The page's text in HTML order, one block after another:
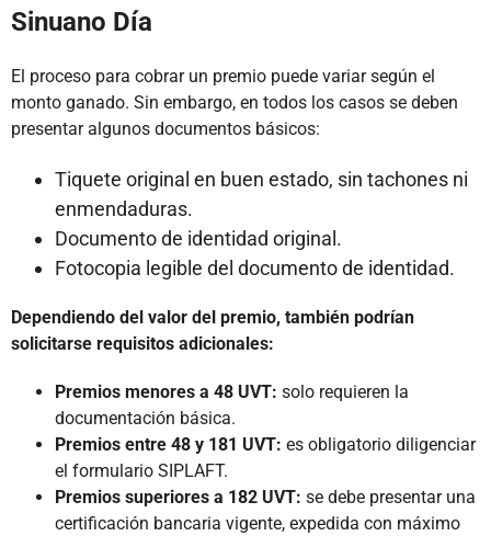
Sinuano Día
El proceso para cobrar un premio puede variar según el
monto ganado. Sin embargo, en todos los casos se deben
presentar algunos documentos básicos:
Tiquete original en buen estado, sin tachones ni
enmendaduras.
Documento de identidad original.
Fotocopia legible del documento de identidad.
Dependiendo del valor del premio, también podrían
solicitarse requisitos adicionales:
Premios menores a 48 UVT: solo requieren la
documentación básica.
Premios entre 48 y 181 UVT: es obligatorio diligenciar
el formulario SIPLAFT.
Premios superiores a 182 UVT: se debe presentar una
certificación bancaria vigente, expedida con máximo